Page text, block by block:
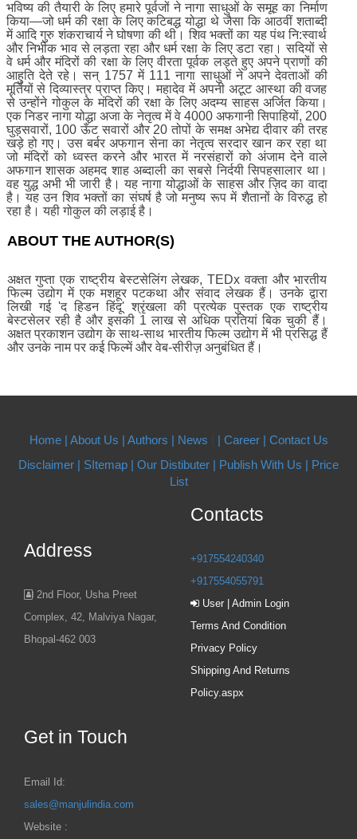
भविष्य की तैयारी के लिए हमारे पूर्वजों ने नागा साधुओं के समूह का निर्माण
किया—जो धर्म की रक्षा के लिए कटिबद्ध योद्धा थे जैसा कि आठवीं शताब्दी
में आदि गुरु शंकराचार्य ने घोषणा की थी। शिव भक्तों का यह पंथ नि:स्वार्थ
और निर्भीक भाव से लड़ता रहा और धर्म रक्षा के लिए डटा रहा। सदियों से
वे धर्म और मंदिरों की रक्षा के लिए वीरता पूर्वक लड़ते हुए अपने प्राणों की
आहुति देते रहे। सन् 1757 में 111 नागा साधुओं ने अपने देवताओं की
मूर्तियों से दिव्यास्त्र प्राप्त किए। महादेव में अपनी अटूट आस्था की वजह
से उन्होंने गोकुल के मंदिरों की रक्षा के लिए अदम्य साहस अर्जित किया।
एक निडर नागा योद्धा अजा के नेतृत्व में वे 4000 अफगानी सिपाहियों, 200
घुड़सवारों, 100 ऊँट सवारों और 20 तोपों के समक्ष अभेद्य दीवार की तरह
खड़े हो गए। उस बर्बर अफगान सेना का नेतृत्व सरदार खान कर रहा था
जो मंदिरों को ध्वस्त करने और भारत में नरसंहारों को अंजाम देने वाले
अफगान शासक अहमद शाह अब्दाली का सबसे निर्दयी सिपहसालार था।
वह युद्ध अभी भी जारी है। यह नागा योद्धाओं के साहस और ज़िद का वादा
है। यह उन शिव भक्तों का संघर्ष है जो मनुष्य रूप में शैतानों के विरुद्ध हो
रहा है। यही गोकुल की लड़ाई है।
ABOUT THE AUTHOR(S)
अक्षत गुप्ता एक राष्ट्रीय बेस्टसेलिंग लेखक, TEDx वक्ता और भारतीय
फिल्म उद्योग में एक मशहूर पटकथा और संवाद लेखक हैं। उनके द्वारा
लिखी गई 'द हिडन हिंदू' श्रृंखला की प्रत्येक पुस्तक एक राष्ट्रीय
बेस्टसेलर रही है और इसकी 1 लाख से अधिक प्रतियां बिक चुकी हैं।
अक्षत प्रकाशन उद्योग के साथ-साथ भारतीय फिल्म उद्योग में भी प्रसिद्ध हैं
और उनके नाम पर कई फिल्में और वेब-सीरीज़ अनुबंधित हैं।
Home | About Us | Authors | News | Career | Contact Us
Disclaimer | SItemap | Our Distibuter | Publish With Us | Price
List
Address
2nd Floor, Usha Preet
Complex, 42, Malviya Nagar,
Bhopal-462 003
Contacts
+917554240340
+917554055791
User | Admin Login
Terms And Condition
Privacy Policy
Shipping And Returns
Policy.aspx
Get in Touch
Email Id:
sales@manjulindia.com
Website :